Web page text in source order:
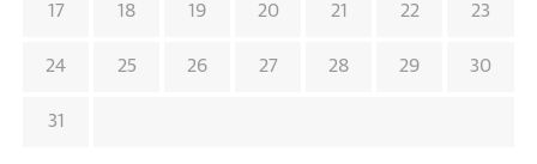
17 18 19 20 21 22 23
24 25 26 27 28 29 30
31